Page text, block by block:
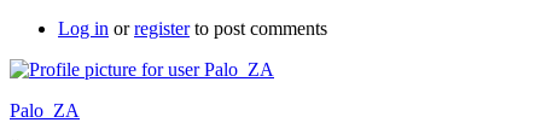
Log in orregisterto post comments
Palo_ZA